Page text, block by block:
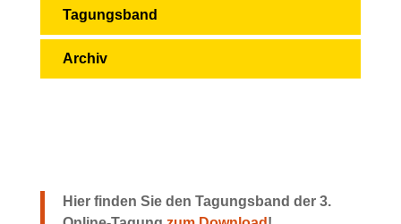
Tagungsband
Archiv
Hier finden Sie den Tagungsband der 3.